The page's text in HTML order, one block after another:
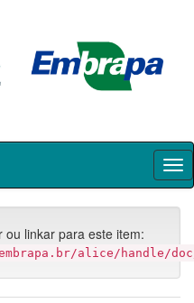
ou linkar para este item:
alice/handle/doc/